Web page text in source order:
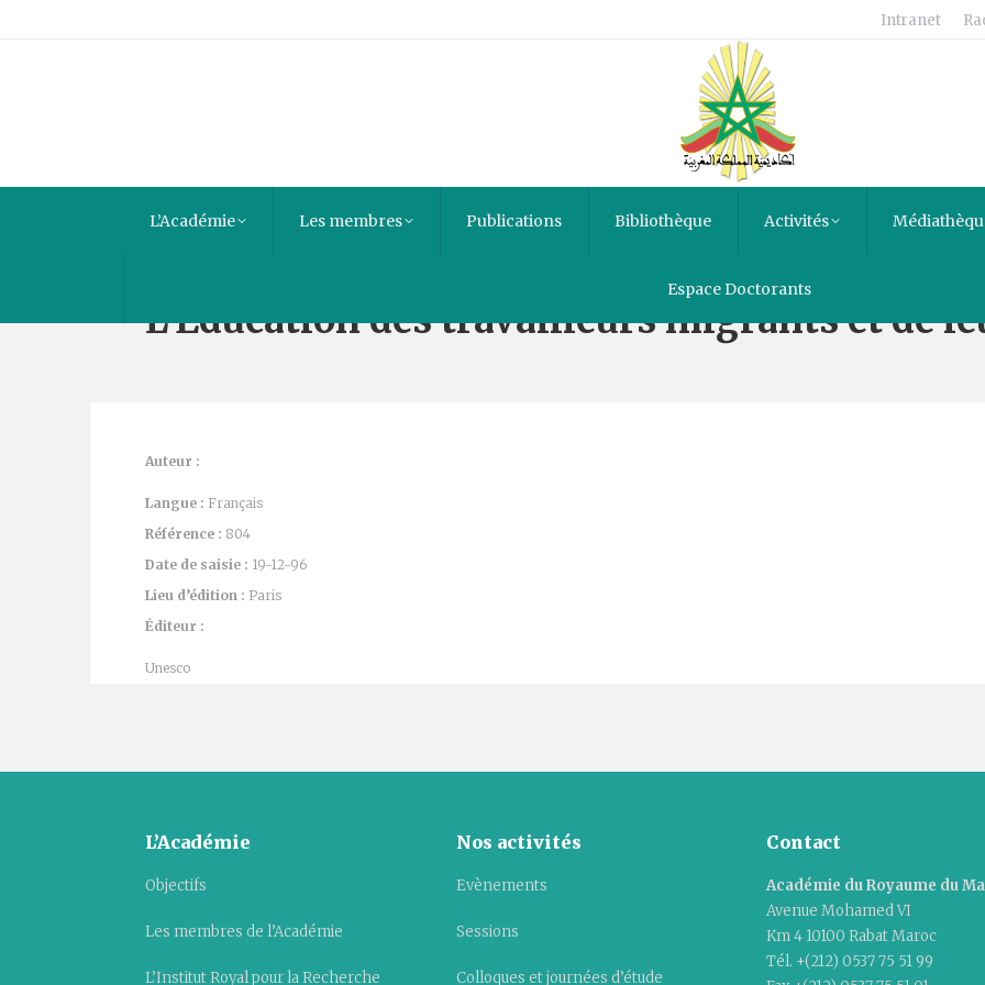
Intranet
L’Académie Les membres Publications Bibliothèque Activités
Espace Doctorants
L’Education des travailleurs migrants et de
Auteur :
Langue : Français
Référence : 804
Date de saisie : 19-12-96
Lieu d’édition : Paris
Éditeur :
Unesco
L’Académie
Objectifs
Les membres de l’Académie
L’Institut Royal pour la Recherche
Nos activités
Evènements
Sessions
Colloques et journées d’étude
Contact
Académie du Royaume du
Avenue Mohamed VI
Km 4 10100 Rabat Maroc
Tél. +(212) 0537 75 51 99